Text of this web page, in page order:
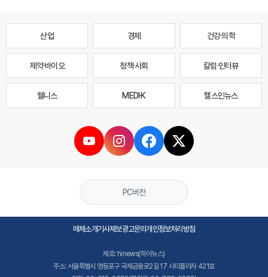
산업 경제 건강·의학
제약·바이오 정책·사회 칼럼·인터뷰
웰니스 MEDI·K 헬스인뉴스
PC버전
매체소개기사제보광고문의개인정보처리방침
제호: hinews(하이뉴스)
주소: 서울특별시 영등포구 국제금융로2길 17 시티플라자 421호